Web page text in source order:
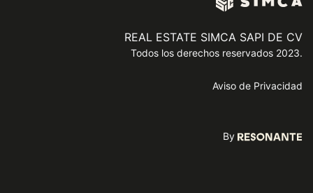
REAL ESTATE SIMCA SAPI DE CV
Todos los derechos reservados 2023.
Aviso de Privacidad
By